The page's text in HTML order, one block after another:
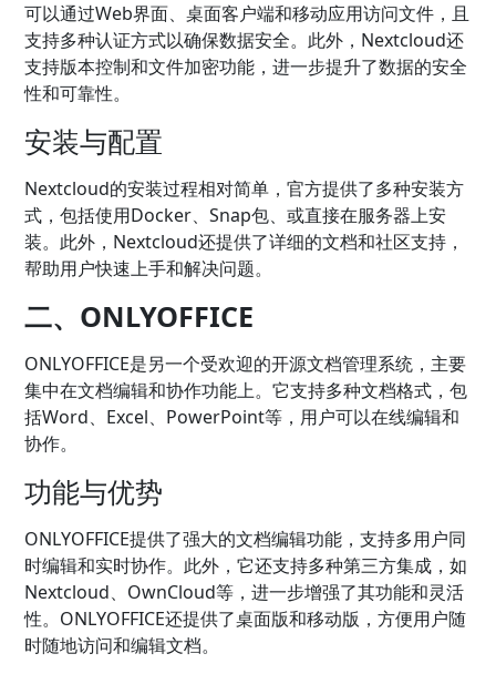
可以通过Web界面、桌面客户端和移动应用访问文件，且
支持多种认证方式以确保数据安全。此外，Nextcloud还
支持版本控制和文件加密功能，进一步提升了数据的安全
性和可靠性。
安装与配置
Nextcloud的安装过程相对简单，官方提供了多种安装方
式，包括使用Docker、Snap包、或直接在服务器上安
装。此外，Nextcloud还提供了详细的文档和社区支持，
帮助用户快速上手和解决问题。
二、ONLYOFFICE
ONLYOFFICE是另一个受欢迎的开源文档管理系统，主要
集中在文档编辑和协作功能上。它支持多种文档格式，包
括Word、Excel、PowerPoint等，用户可以在线编辑和
协作。
功能与优势
ONLYOFFICE提供了强大的文档编辑功能，支持多用户同
时编辑和实时协作。此外，它还支持多种第三方集成，如
Nextcloud、OwnCloud等，进一步增强了其功能和灵活
性。ONLYOFFICE还提供了桌面版和移动版，方便用户随
时随地访问和编辑文档。